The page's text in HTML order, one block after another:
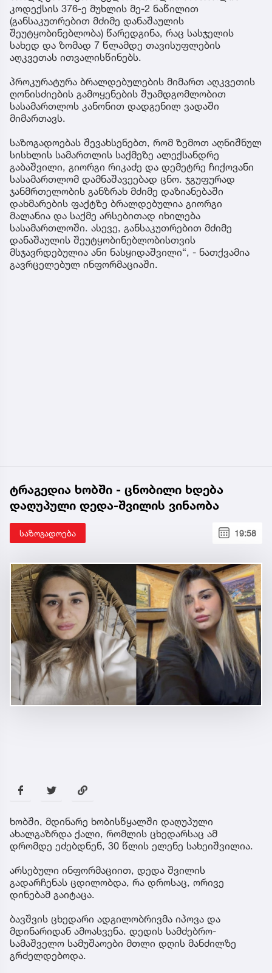
კოდექსის 376-ე მუხლის მე-2 ნაწილით
(განსაკუთრებით მძიმე დანაშაულის
შეუტყობინებლობა) წარედგინა, რაც სასჯელის
სახედ და ზომად 7 წლამდე თავისუფლების
აღკვეთას ითვალისწინებს.
პროკურატურა ბრალდებულების მიმართ აღკვეთის
ღონისძიების გამოყენების შუამდგომლობით
სასამართლოს კანონით დადგენილ ვადაში
მიმართავს.
საზოგადოებას შევახსენებთ, რომ ზემოთ აღნიშნულ
სისხლის სამართლის საქმეზე ალექსანდრე
გაბაშვილი, გიორგი რიკაძე და დემეტრე ჩიქოვანი
სასამართლომ დამნაშავეებად ცნო. ჯგუფურად
ჯანმრთელობის განზრახ მძიმე დაზიანებაში
დახმარების ფაქტზე ბრალდებულია გიორგი
მალანია და საქმე არსებითად იხილება
სასამართლოში. ასევე, განსაკუთრებით მძიმე
დანაშაულის შეუტყობინებლობისთვის
მსჯავრდებულია ანი ნასყიდაშვილი“, - ნათქვამია
გავრცელებულ ინფორმაციაში.
ტრაგედია ხობში - ცნობილი ხდება
დაღუპული დედა-შვილის ვინაობა
საზოგადოება 19:58
ხობში, მდინარე ხობისწყალში დაღუპული
ახალგაზრდა ქალი, რომლის ცხედარსაც ამ
დრომდე ეძებდნენ, 30 წლის ელენე სახეიშვილია.
არსებული ინფორმაციით, დედა შვილის
გადარჩენას ცდილობდა, რა დროსაც, ორივე
დინებამ გაიტაცა.
ბავშვის ცხედარი ადგილობრივმა იპოვა და
მდინარიდან ამოასვენა. დედის სამძებრო-
სამაშველო სამუშაოები მთლი დღის მანძილზე
გრძელდებოდა.